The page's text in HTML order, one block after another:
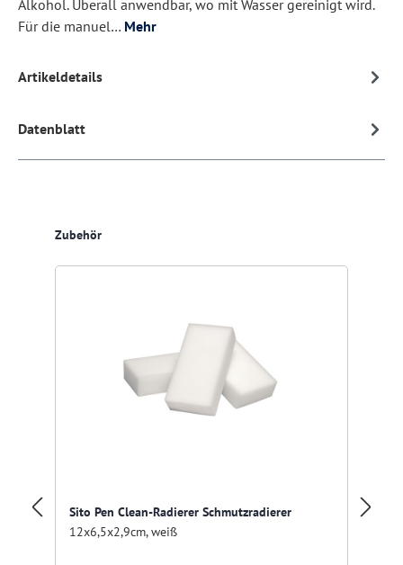
Alkohol. Überall anwendbar, wo mit Wasser gereinigt wird.
Für die manuel… Mehr
Artikeldetails
Datenblatt
Produktgalerie überspringen
Zubehör
Sito Pen Clean-Radierer Schmutzradierer
12x6,5x2,9cm, weiß